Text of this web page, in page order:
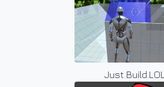
Just Build.LOL